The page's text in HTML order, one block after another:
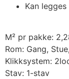
Kan
M² pr pakke:
Rom: Gang,
Klikksystem:
Stav: 1-stav